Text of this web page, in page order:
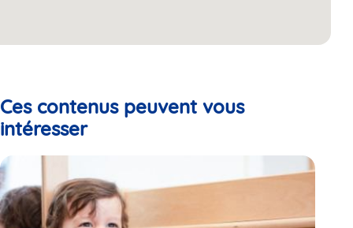
Ces contenus peuvent vous
intéresser